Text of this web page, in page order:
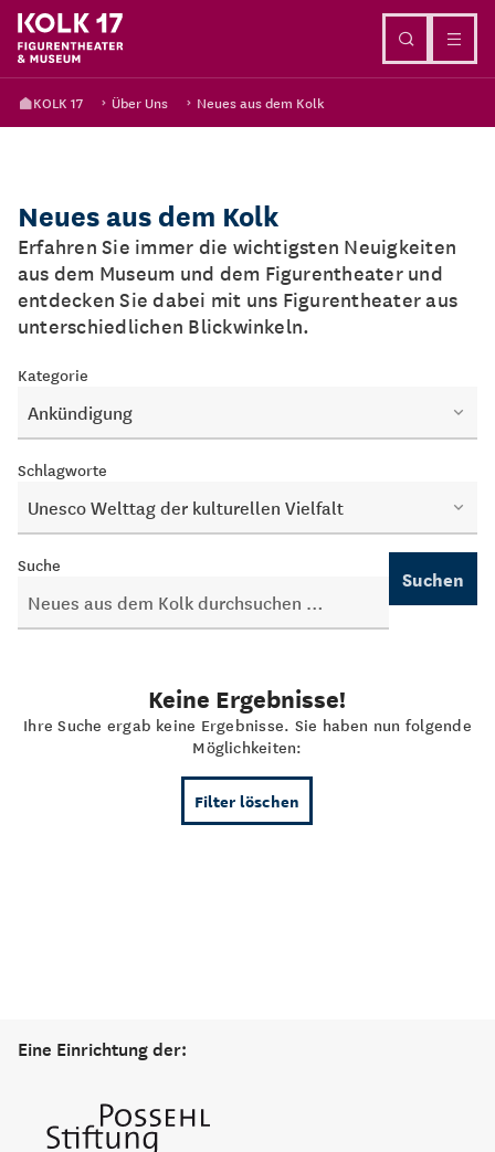
KOLK 17 Über Uns Neues aus dem Kolk
Neues aus dem Kolk
Erfahren Sie immer die wichtigsten Neuigkeiten
aus dem Museum und dem Figurentheater und
entdecken Sie dabei mit uns Figurentheater aus
unterschiedlichen Blickwinkeln.
Kategorie
Ankündigung
Schlagworte
Unesco Welttag der kulturellen Vielfalt
Suche
Suchen
Keine Ergebnisse!
Ihre Suche ergab keine Ergebnisse. Sie haben nun folgende
Möglichkeiten:
Filter löschen
Eine Einrichtung der: